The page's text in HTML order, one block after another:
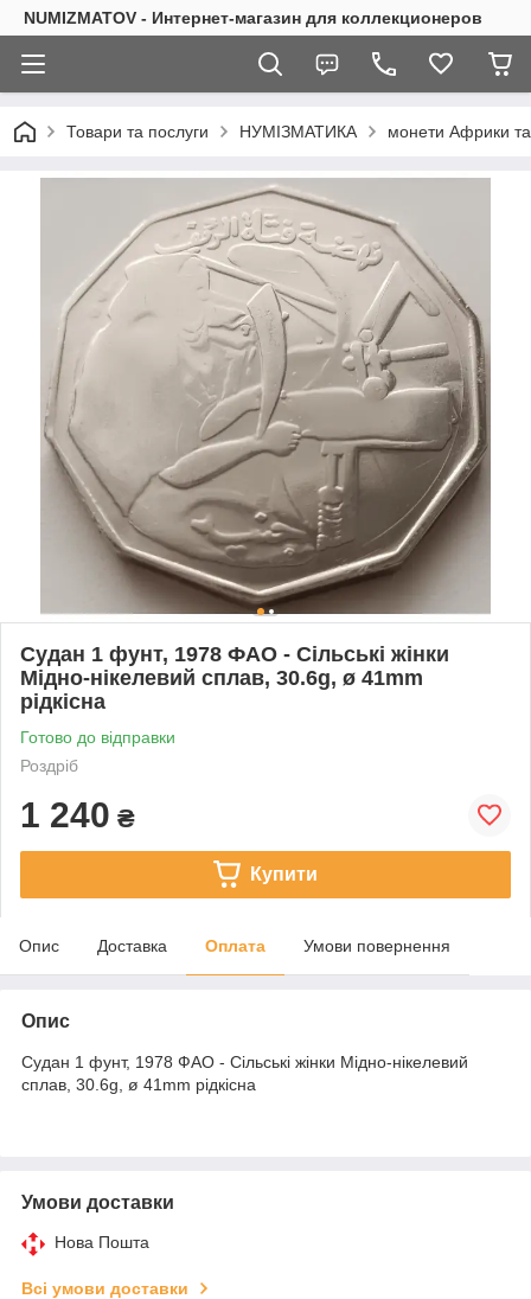
NUMIZMATOV - Интернет-магазин для коллекционеров
Товари та послуги НУМІЗМАТИКА монети Африки та
Судан 1 фунт, 1978 ФАО - Сільські жінки
Мідно-нікелевий сплав, 30.6g, ø 41mm
рідкісна
Готово до відправки
Роздріб
1 240 ₴
Купити
Опис Доставка Оплата Умови повернення
Опис
Судан 1 фунт, 1978 ФАО - Сільські жінки Мідно-нікелевий
сплав, 30.6g, ø 41mm рідкісна
Умови доставки
Нова Пошта
Всі умови доставки